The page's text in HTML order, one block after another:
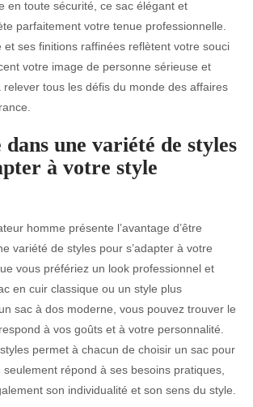
en toute sécurité, ce sac élégant et
parfaitement votre tenue professionnelle.
et ses finitions raffinées reflètent votre souci
votre image de personne sérieuse et
tous les défis du monde des affaires
une variété de styles
à votre style
homme présente l’avantage d’être
variété de styles pour s’adapter à votre
vous préfériez un look professionnel et
en cuir classique ou un style plus
sac à dos moderne, vous pouvez trouver le
à vos goûts et à votre personnalité.
permet à chacun de choisir un sac pour
répond à ses besoins pratiques,
son individualité et son sens du style.